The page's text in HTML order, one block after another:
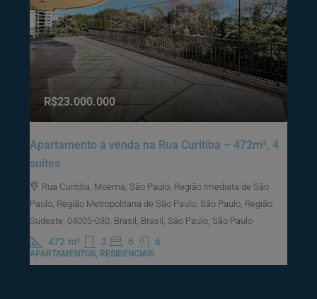
R$23.000.000
Apartamento à venda na Rua Curitiba – 472m², 4
suítes
Rua Curitiba, Moema, São Paulo, Região Imediata de São
Paulo, Região Metropolitana de São Paulo, São Paulo, Região
Sudeste, 04005-030, Brasil, Brasil, São Paulo, São Paulo
472 m² 3 6 6
APARTAMENTOS, RESIDENCIAIS